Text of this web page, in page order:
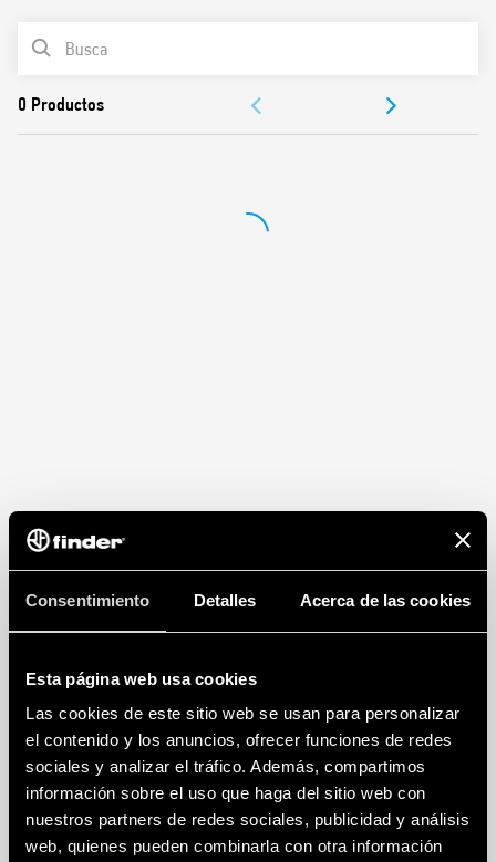
Consentimiento Detalles Acerca de las cookies
Esta página web usa cookies
Las cookies de este sitio web se usan para personalizar
el contenido y los anuncios, ofrecer funciones de redes
sociales y analizar el tráfico. Además, compartimos
información sobre el uso que haga del sitio web con
nuestros partners de redes sociales, publicidad y análisis
web, quienes pueden combinarla con otra información
Ramaño pequeño
Retardo al apagado regulable
LISTA DE PRODUCTOS
APROBACIONES